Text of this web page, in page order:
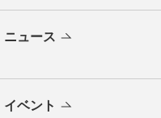
ニュース
イベント